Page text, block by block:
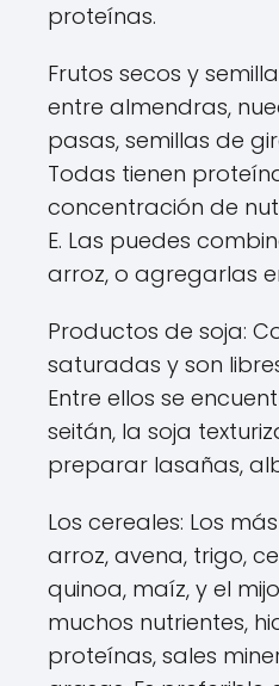
proteínas.
Frutos secos y
entre almendras,
pasas, semillas de
Todas tienen
concentración de
E. Las puedes
arroz, o agregarlas
Productos de soja:
saturadas y son
Entre ellos se
seitán, la soja
preparar lasañas,
Los cereales: Los
arroz, avena, trigo,
quinoa, maíz, y el
muchos nutrientes,
proteínas, sales